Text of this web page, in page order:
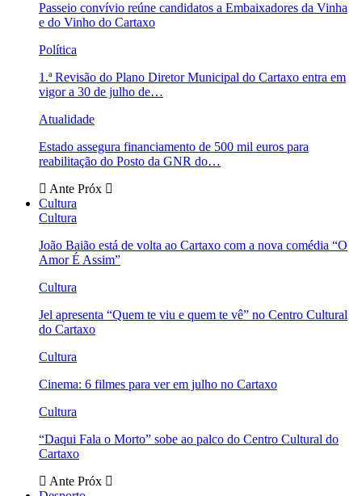
Passeio convívio reúne candidatos a Embaixadores da Vinha
e do Vinho do Cartaxo
Política
1.ª Revisão do Plano Diretor Municipal do Cartaxo entra em
vigor a 30 de julho de…
Atualidade
Estado assegura financiamento de 500 mil euros para
reabilitação do Posto da GNR do…
Ante Próx
Cultura
Cultura
João Baião está de volta ao Cartaxo com a nova comédia “O
Amor É Assim”
Cultura
Jel apresenta “Quem te viu e quem te vê” no Centro Cultural
do Cartaxo
Cultura
Cinema: 6 filmes para ver em julho no Cartaxo
Cultura
“Daqui Fala o Morto” sobe ao palco do Centro Cultural do
Cartaxo
Ante Próx